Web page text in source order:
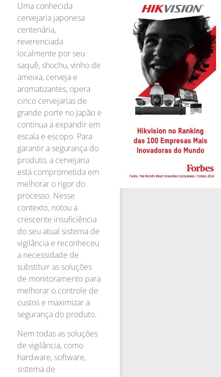
Uma conhecida
cervejaria japonesa
centenária,
reverenciada
localmente por seu
saquê, shochu, vinho de
ameixa, cerveja e
aromatizantes, opera
cinco cervejarias de
grande porte no Japão e
continua a expandir em
escala e escopo. Para
garantir a segurança do
produto, a cervejaria
está comprometida em
melhorar o rigor do
processo. Nesse
contexto, notou a
crescente insuficiência
do seu atual sistema de
vigilância e reconheceu
a necessidade de
substituir as soluções
de monitoramento para
melhorar o controle de
custos e maximizar a
segurança do produto.
Nem todas as soluções
de vigilância, como
hardware, software,
sistema de